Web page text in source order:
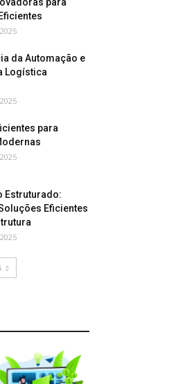
da Automação e
Logística
para
Estruturado:
Eficientes